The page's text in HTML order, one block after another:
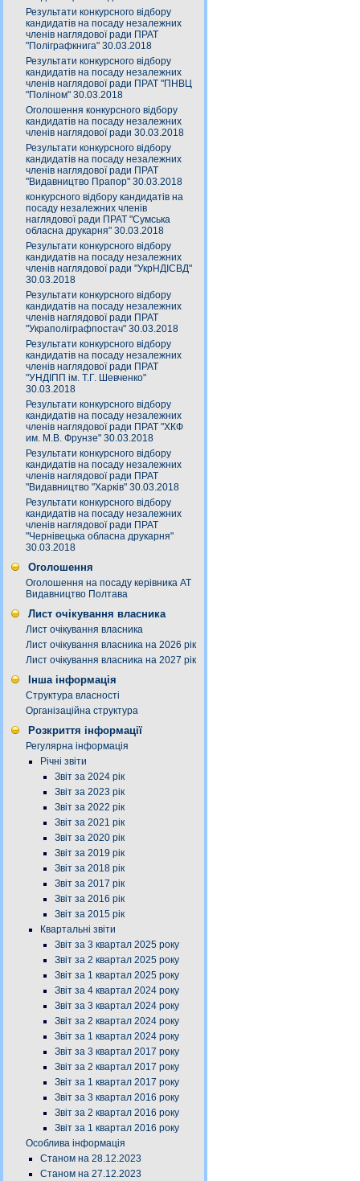
Результати конкурсного відбору
кандидатів на посаду незалежних
членів наглядової ради ПРАТ
"Поліграфкнига" 30.03.2018
Результати конкурсного відбору
кандидатів на посаду незалежних
членів наглядової ради ПРАТ "ПНВЦ
"Поліном" 30.03.2018
Оголошення конкурсного відбору
кандидатів на посаду незалежних
членів наглядової ради 30.03.2018
Результати конкурсного відбору
кандидатів на посаду незалежних
членів наглядової ради ПРАТ
"Видавництво Прапор" 30.03.2018
конкурсного відбору кандидатів на
посаду незалежних членів
наглядової ради ПРАТ "Сумська
обласна друкарня" 30.03.2018
Результати конкурсного відбору
кандидатів на посаду незалежних
членів наглядової ради "УкрНДІСВД"
30.03.2018
Результати конкурсного відбору
кандидатів на посаду незалежних
членів наглядової ради ПРАТ
"Украполіграфпостач" 30.03.2018
Результати конкурсного відбору
кандидатів на посаду незалежних
членів наглядової ради ПРАТ
"УНДІПП ім. Т.Г. Шевченко"
30.03.2018
Результати конкурсного відбору
кандидатів на посаду незалежних
членів наглядової ради ПРАТ "ХКФ
им. М.В. Фрунзе" 30.03.2018
Результати конкурсного відбору
кандидатів на посаду незалежних
членів наглядової ради ПРАТ
"Видавництво "Харків" 30.03.2018
Результати конкурсного відбору
кандидатів на посаду незалежних
членів наглядової ради ПРАТ
"Чернівецька обласна друкарня"
30.03.2018
Оголошення
Оголошення на посаду керівника АТ
Видавництво Полтава
Лист очікування власника
Лист очікування власника
Лист очікування власника на 2026 рік
Лист очікування власника на 2027 рік
Інша інформація
Структура власності
Організаційна структура
Розкриття інформації
Регулярна інформація
Річні звіти
Звіт за 2024 рік
Звіт за 2023 рік
Звіт за 2022 рік
Звіт за 2021 рік
Звіт за 2020 рік
Звіт за 2019 рік
Звіт за 2018 рік
Звіт за 2017 рік
Звіт за 2016 рік
Звіт за 2015 рік
Квартальні звіти
Звіт за 3 квартал 2025 року
Звіт за 2 квартал 2025 року
Звіт за 1 квартал 2025 року
Звіт за 4 квартал 2024 року
Звіт за 3 квартал 2024 року
Звіт за 2 квартал 2024 року
Звіт за 1 квартал 2024 року
Звіт за 3 квартал 2017 року
Звіт за 2 квартал 2017 року
Звіт за 1 квартал 2017 року
Звіт за 3 квартал 2016 року
Звіт за 2 квартал 2016 року
Звіт за 1 квартал 2016 року
Особлива інформація
Станом на 28.12.2023
Станом на 27.12.2023